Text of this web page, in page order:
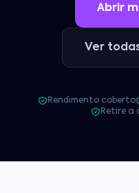
Abrir
Ver
Rendimento coberto
Retire a